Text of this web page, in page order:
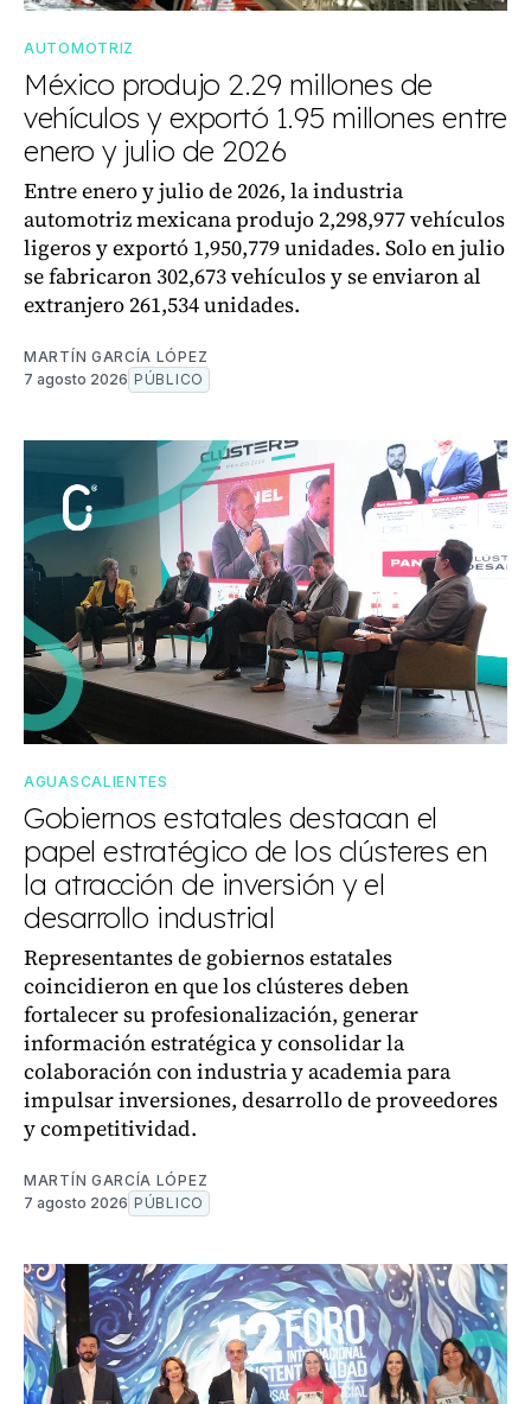
AUTOMOTRIZ
México produjo 2.29 millones de
vehículos y exportó 1.95 millones entre
enero y julio de 2026
Entre enero y julio de 2026, la industria
automotriz mexicana produjo 2,298,977 vehículos
ligeros y exportó 1,950,779 unidades. Solo en julio
se fabricaron 302,673 vehículos y se enviaron al
extranjero 261,534 unidades.
MARTÍN GARCÍA LÓPEZ
7 agosto 2026 PÚBLICO
AGUASCALIENTES
Gobiernos estatales destacan el
papel estratégico de los clústeres en
la atracción de inversión y el
desarrollo industrial
Representantes de gobiernos estatales
coincidieron en que los clústeres deben
fortalecer su profesionalización, generar
información estratégica y consolidar la
colaboración con industria y academia para
impulsar inversiones, desarrollo de proveedores
y competitividad.
MARTÍN GARCÍA LÓPEZ
7 agosto 2026 PÚBLICO